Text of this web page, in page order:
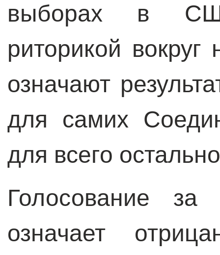
выборах в
риторикой
означают
для самих
для всего
Голосование за
означает